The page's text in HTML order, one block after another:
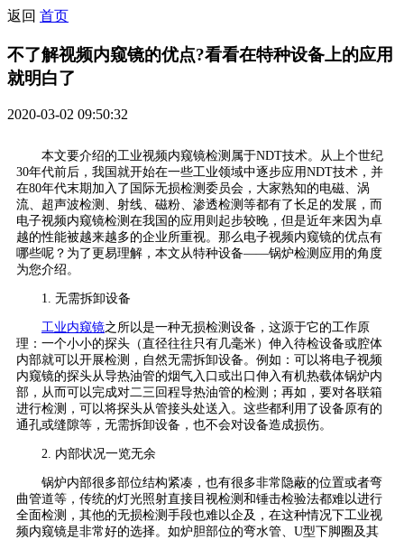
返回 首页
不了解视频内窥镜的优点?看看在特种设备上的应用
就明白了
2020-03-02 09:50:32
本文要介绍的工业视频内窥镜检测属于NDT技术。从上个世纪
30年代前后，我国就开始在一些工业领域中逐步应用NDT技术，并
在80年代末期加入了国际无损检测委员会，大家熟知的电磁、涡
流、超声波检测、射线、磁粉、渗透检测等都有了长足的发展，而
电子视频内窥镜检测在我国的应用则起步较晚，但是近年来因为卓
越的性能被越来越多的企业所重视。那么电子视频内窥镜的优点有
哪些呢？为了更易理解，本文从特种设备——锅炉检测应用的角度
为您介绍。
1. 无需拆卸设备
工业内窥镜之所以是一种无损检测设备，这源于它的工作原
理：一个小小的探头（直径往往只有几毫米）伸入待检设备或腔体
内部就可以开展检测，自然无需拆卸设备。例如：可以将电子视频
内窥镜的探头从导热油管的烟气入口或出口伸入有机热载体锅炉内
部，从而可以完成对二三回程导热油管的检测；再如，要对各联箱
进行检测，可以将探头从管接头处送入。这些都利用了设备原有的
通孔或缝隙等，无需拆卸设备，也不会对设备造成损伤。
2. 内部状况一览无余
锅炉内部很多部位结构紧凑，也有很多非常隐蔽的位置或者弯
曲管道等，传统的灯光照射直接目视检测和锤击检验法都难以进行
全面检测，其他的无损检测手段也难以企及，在这种情况下工业视
频内窥镜是非常好的选择。如炉胆部位的弯水管、U型下脚圈及其